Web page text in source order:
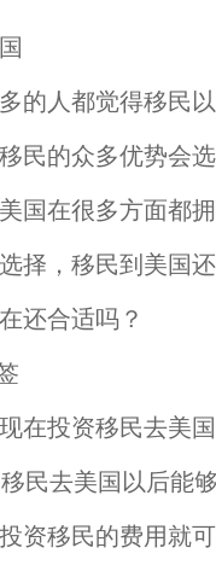
都觉得移民以
民的众多优势会
国在很多方面都
择，移民到美国
还合适吗？
在投资移民去美
美国以后能够
资移民的费用就